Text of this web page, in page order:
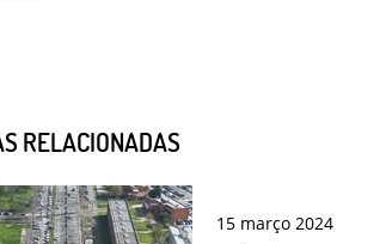
RELACIONADAS
15 março 2024